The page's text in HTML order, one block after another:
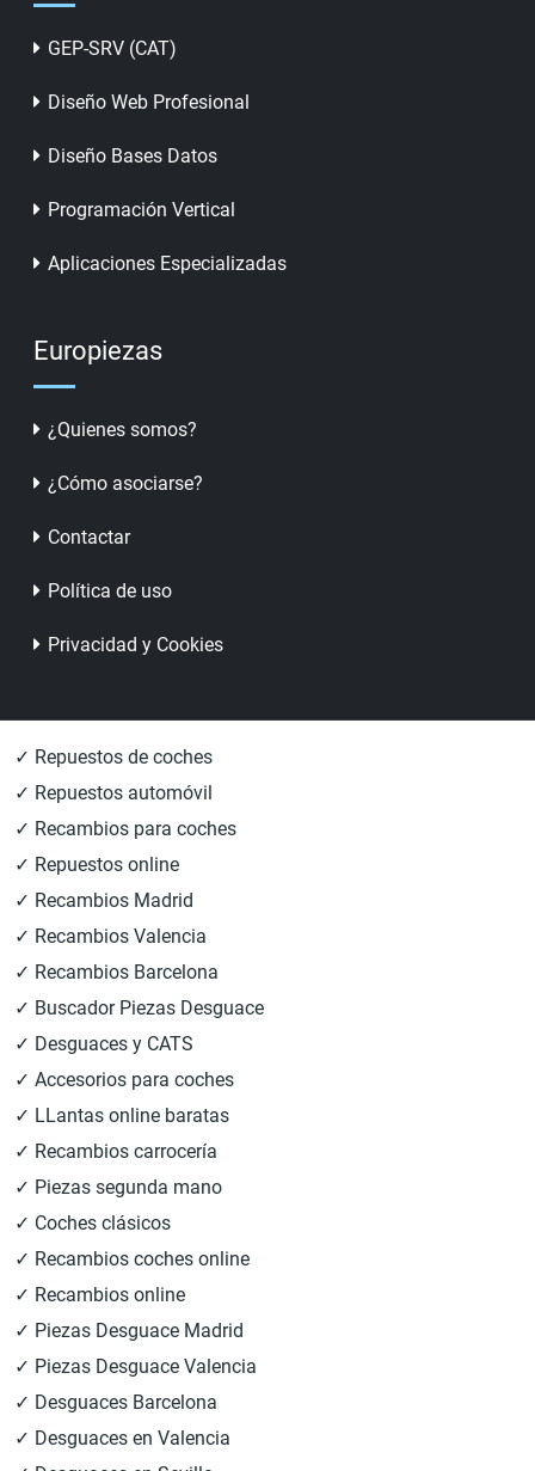
GEP-SRV (CAT)
Diseño Web Profesional
Diseño Bases Datos
Programación Vertical
Aplicaciones Especializadas
Europiezas
¿Quienes somos?
¿Cómo asociarse?
Contactar
Política de uso
Privacidad y Cookies
✓ Repuestos de coches
✓ Repuestos automóvil
✓ Recambios para coches
✓ Repuestos online
✓ Recambios Madrid
✓ Recambios Valencia
✓ Recambios Barcelona
✓ Buscador Piezas Desguace
✓ Desguaces y CATS
✓ Accesorios para coches
✓ LLantas online baratas
✓ Recambios carrocería
✓ Piezas segunda mano
✓ Coches clásicos
✓ Recambios coches online
✓ Recambios online
✓ Piezas Desguace Madrid
✓ Piezas Desguace Valencia
✓ Desguaces Barcelona
✓ Desguaces en Valencia